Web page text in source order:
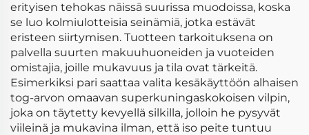
erityisen tehokas näissä suurissa muodoissa, koska
se luo kolmiulotteisia seinämiä, jotka estävät
eristeen siirtymisen. Tuotteen tarkoituksena on
palvella suurten makuuhuoneiden ja vuoteiden
omistajia, joille mukavuus ja tila ovat tärkeitä.
Esimerkiksi pari saattaa valita kesäkäyttöön alhaisen
tog-arvon omaavan superkuningaskokoisen vilpin,
joka on täytetty kevyellä silkilla, jolloin he pysyvät
viileinä ja mukavina ilman, että iso peite tuntuu